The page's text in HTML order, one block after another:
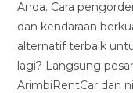
Anda. Cara
dan kendaraan
alternatif terbaik
lagi? Langsung
ArimbiRentCar dan